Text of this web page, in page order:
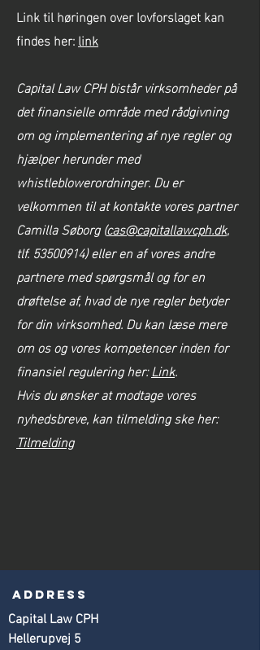
Link til høringen over lovforslaget kan
findes her:link
Capital Law CPH bistår virksomheder på
det finansielle område med rådgivning
om og implementering af nye regler og
hjælper herunder med
whistleblowerordninger. Du er
velkommen til at kontakte vores partner
Camilla Søborg (cas@capitallawcph.dk,
tlf. 53500914) eller en af vores andre
partnere med spørgsmål og for en
drøftelse af, hvad de nye regler betyder
for din virksomhed. Du kan læse mere
om os og vores kompetencer inden for
finansiel regulering her:Link.
Hvis du ønsker at modtage vores
nyhedsbreve, kan tilmelding ske her:
Tilmelding
Address
Capital Law CPH
Hellerupvej 5